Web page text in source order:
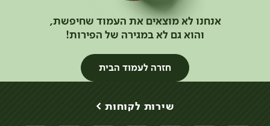
אנחנו לא מוצאים את העמוד שחיפשת,
והוא גם לא במגירה של הפירות!
חזרה לעמוד הבית
שירות לקוחות >